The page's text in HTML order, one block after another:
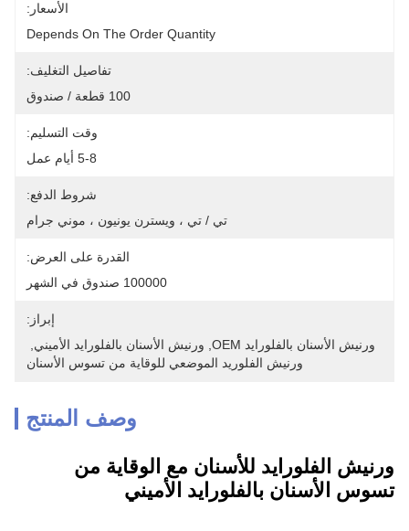
الأسعار:
Depends On The Order Quantity
تفاصيل التغليف:
100 قطعة / صندوق
وقت التسليم:
5-8 أيام عمل
شروط الدفع:
تي / تي ، ويسترن يونيون ، موني جرام
القدرة على العرض:
100000 صندوق في الشهر
إبراز:
ورنيش الأسنان بالفلورايد OEM
ورنيش الأسنان بالفلورايد الأميني
ورنيش الفلوريد الموضعي للوقاية من تسوس الأسنان
وصف المنتج
ورنيش الفلورايد للأسنان مع الوقاية من
تسوس الأسنان بالفلورايد الأميني